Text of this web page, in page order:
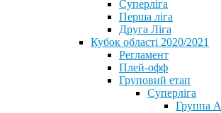
Суперліга
Перша ліга
Друга Ліга
Кубок області 2020/2021
Регламент
Плей-офф
Груповий етап
Суперліга
Группа A